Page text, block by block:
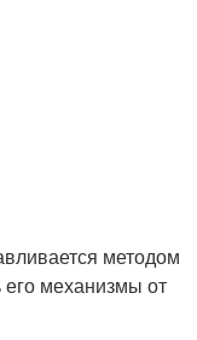
методом
его механизмы от